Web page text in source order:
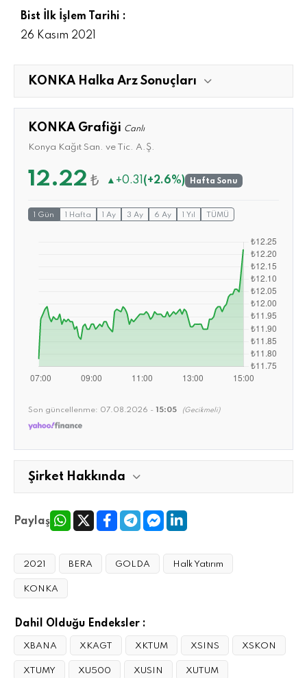
Bist İlk İşlem Tarihi :
26 Kasım 2021
KONKA Halka Arz Sonuçları
KONKA Grafiği Canlı
Konya Kağıt San. ve Tic. A.Ş.
12.22 ₺ ▲ +0.31 (+2.6%) Hafta Sonu
1 Gün 1 Hafta 1 Ay 3 Ay 6 Ay 1 Yıl TÜMÜ
Son güncellenme: 07.08.2026 - 15:05 (Gecikmeli)
Şirket Hakkında
Paylaş
2021 BERA GOLDA Halk Yatırım
KONKA
Dahil Olduğu Endeksler :
XBANA XKAGT XKTUM XSINS XSKON
XTUMY XU500 XUSIN XUTUM